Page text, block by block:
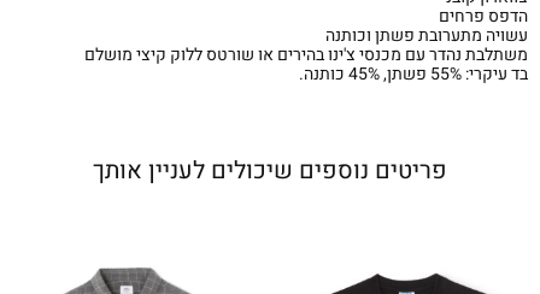
הדפס פרחים
עשויה מתערובת פשתן וכותנה
משתלבת נהדר עם מכנסי צ'ינו בהירים או שורטס ללוק קיצי מושלם
בד עיקרי: 55% פשתן, 45% כותנה.
פריטים נוספים שיכולים לעניין אותך